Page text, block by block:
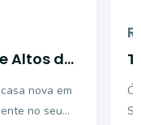
Altos de
nova em
no seu
-